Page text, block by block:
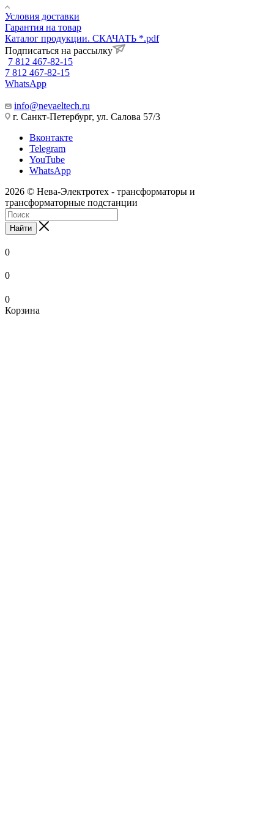
Условия доставки
Гарантия на товар
Каталог продукции. СКАЧАТЬ *.pdf
Подписаться на рассылку
7 812 467-82-15
7 812 467-82-15
WhatsApp
info@nevaeltech.ru
г. Санкт-Петербург, ул. Салова 57/3
Вконтакте
Telegram
YouTube
WhatsApp
2026 © Нева-Электротех - трансформаторы и
трансформаторные подстанции
Найти
0
0
0
Корзина